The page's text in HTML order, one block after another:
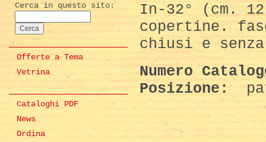
Cerca in questo sito:
Offerte a Tema
Vetrina
Cataloghi PDF
News
Ordina
In-32° (cm.
copertine.
chiusi e
Numero
Posizione: